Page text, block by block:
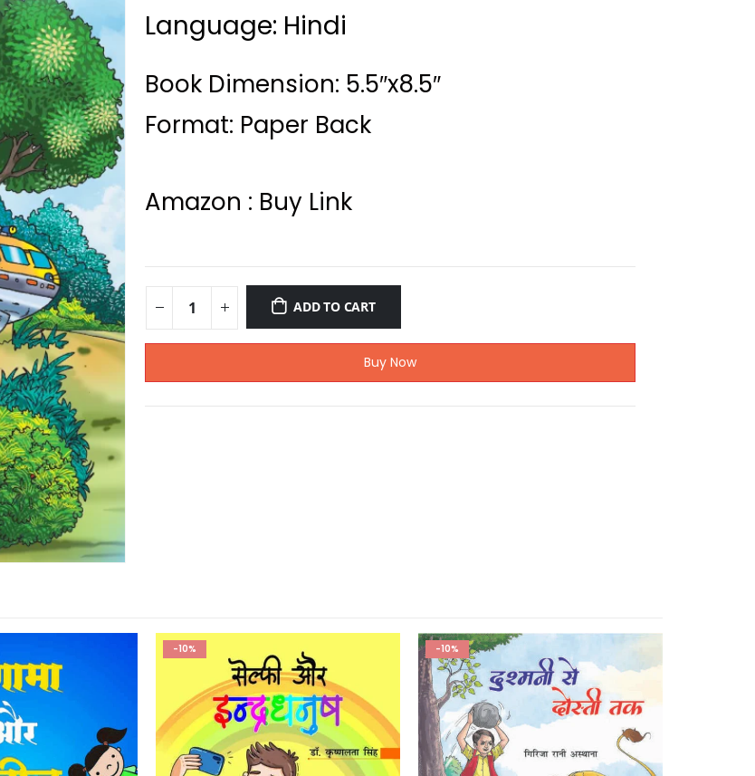
Language: Hindi
Book Dimension: 5.5″x8.5″
Format: Paper Back
Amazon : Buy Link
ADD TO CART
Buy Now
-10%